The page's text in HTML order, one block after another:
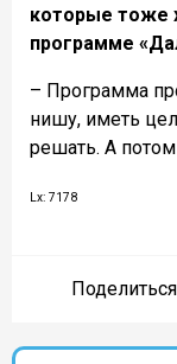
которые тоже
программе
– Программа
нишу, иметь
решать. А потом
Lx: 7178